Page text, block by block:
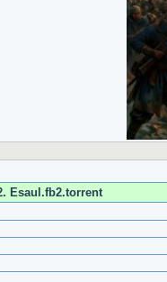
Esaul.fb2.torrent